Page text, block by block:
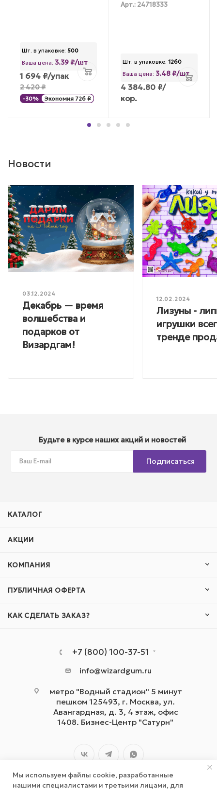
Шт. в упаковке: 500
Ваша цена: 3.39 ₽/шт
1 694 ₽/упак
2 420₽
-30% Экономия 726 ₽
Арт.: 24718333
Шт. в упаковке: 1260
Ваша цена: 3.48 ₽/шт
4 384.80 ₽/
кор.
Новости
03.12.2024
Декабрь — время
волшебства и
подарков от
Визардгам!
12.02.2024
Лизуны -
игрушки
тренде
Будьте в курсе наших акций и новостей
Подписаться
КАТАЛОГ
АКЦИИ
КОМПАНИЯ
ПУБЛИЧНАЯ ОФЕРТА
КАК СДЕЛАТЬ ЗАКАЗ?
+7 (800) 100-37-51
info@wizardgum.ru
метро "Водный стадион" 5 минут
пешком 125493, г. Москва, ул.
Авангардная, д. 3, 4 этаж, офис
1408. Бизнес-Центр "Сатурн"
Мы используем файлы cookie, разработанные
нашими специалистами и третьими лицами, для